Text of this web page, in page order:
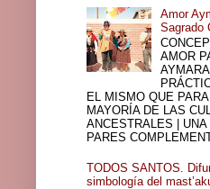
Amor
Sagrado
AMOR
EL MISMO QUE
MAYORÍA DE LAS
ANCESTRALES | UNA
PARES
TODOS SANTOS.
simbología del